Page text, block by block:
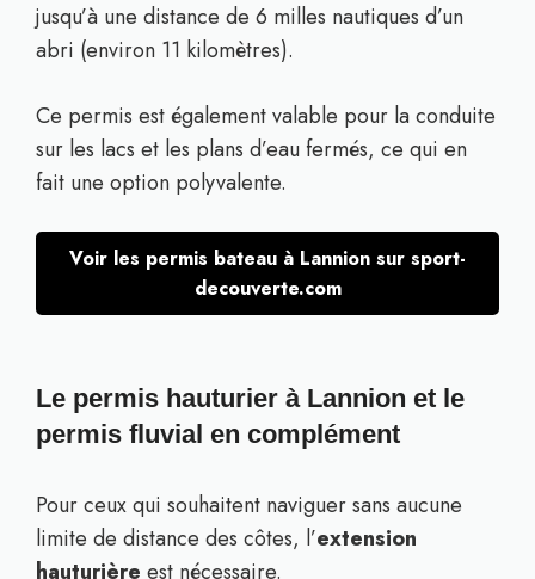
jusqu’à une distance de 6 milles nautiques d’un
abri (environ 11 kilomètres).
Ce permis est également valable pour la conduite
sur les lacs et les plans d’eau fermés, ce qui en
fait une option polyvalente.
Voir les permis bateau à Lannion sur sport-
decouverte.com
Le permis hauturier à Lannion et le
permis fluvial en complément
Pour ceux qui souhaitent naviguer sans aucune
limite de distance des côtes, l’extension
hauturière est nécessaire.